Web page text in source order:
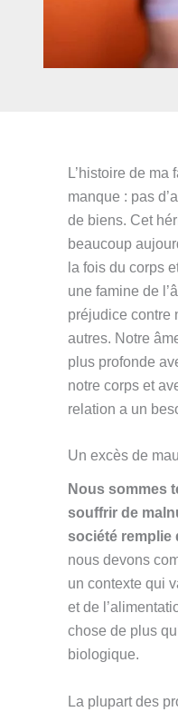
L’histoire de
manque : pas
de biens. Cet
beaucoup
la fois du corps
une famine de
préjudice contre
autres. Notre
plus profonde
notre corps et
relation a un
Un excès de
Nous sommes
souffrir de
société remplie
nous devons
un contexte qui
et de
chose de plus
biologique.
La plupart des